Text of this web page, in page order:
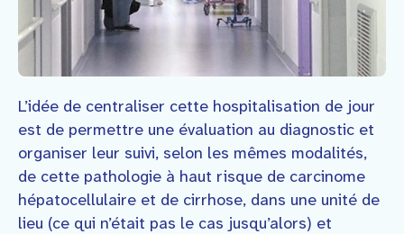
L’idée de centraliser cette hospitalisation de jour
est de permettre une évaluation au diagnostic et
organiser leur suivi, selon les mêmes modalités,
de cette pathologie à haut risque de carcinome
hépatocellulaire et de cirrhose, dans une unité de
lieu (ce qui n’était pas le cas jusqu’alors) et